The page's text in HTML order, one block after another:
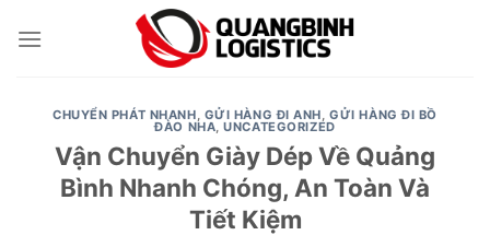
CHUYỂN PHÁT NHANH, GỬI HÀNG ĐI ANH,GỬI HÀNG ĐI BỒ
ĐÀO NHA,UNCATEGORIZED
Vận Chuyển Giày Dép Về Quảng
Bình Nhanh Chóng, An Toàn Và
Tiết Kiệm